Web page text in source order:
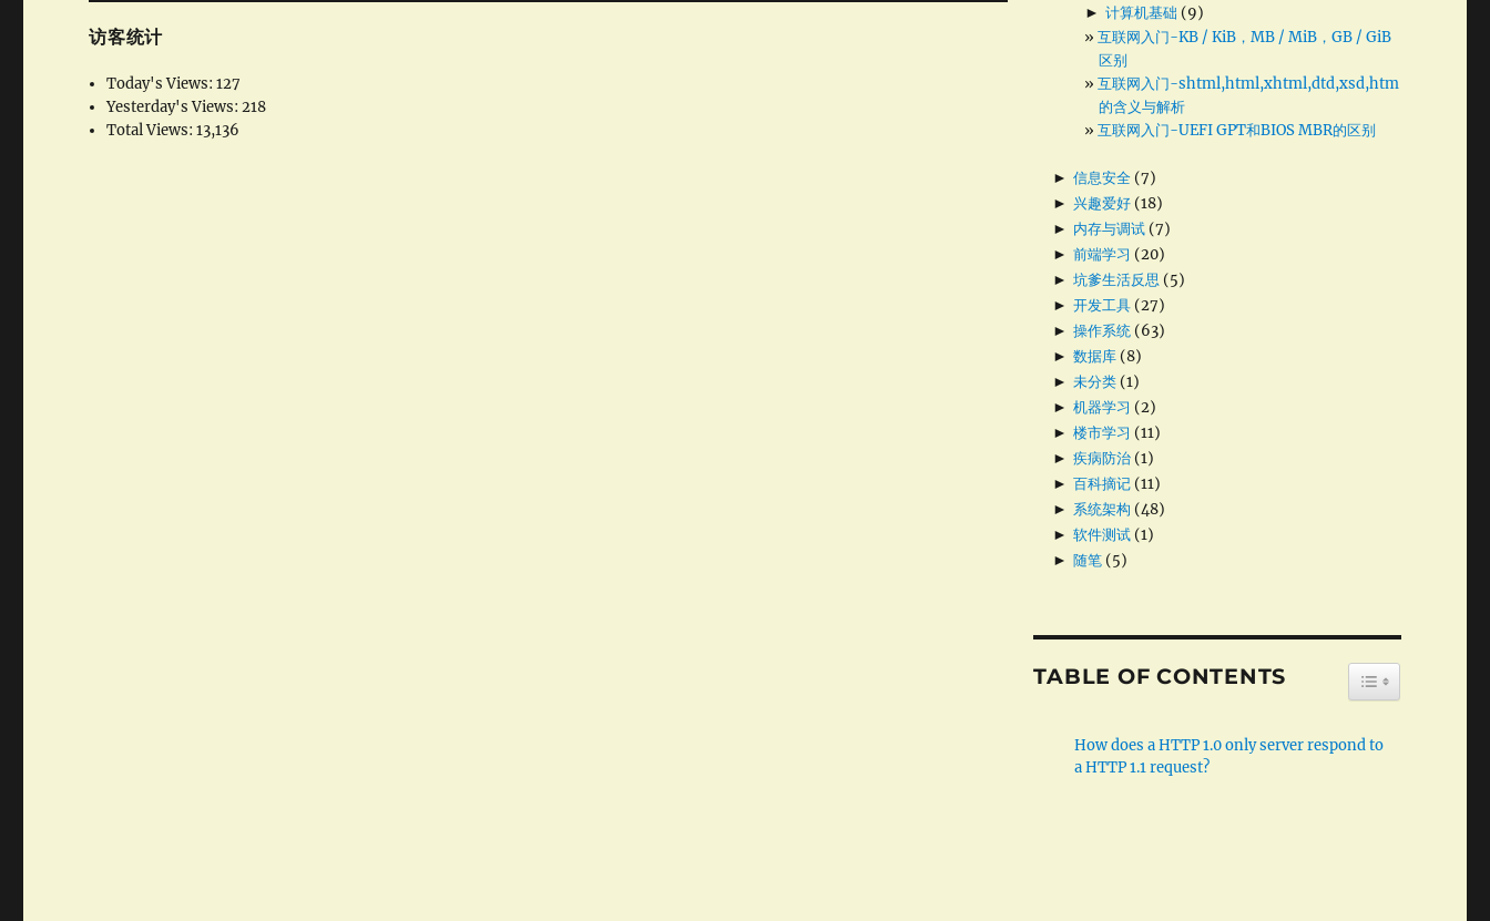
访客统计
Today's Views:127
Yesterday's Views:218
Total Views:13,136
► 计算机基础 (9)
互联网入门-KB / KiB，MB / MiB，GB / GiB
区别
互联网入门-shtml,html,xhtml,dtd,xsd,htm
的含义与解析
互联网入门-UEFI GPT和BIOS MBR的区别
► 信息安全(7)
► 兴趣爱好(18)
► 内存与调试(7)
► 前端学习 (20)
► 坑爹生活反思 (5)
► 开发工具(27)
► 操作系统(63)
► 数据库(8)
► 未分类(1)
► 机器学习 (2)
► 楼市学习 (11)
► 疾病防治(1)
► 百科摘记(11)
► 系统架构 (48)
► 软件测试(1)
► 随笔(5)
TABLE OF CONTENTS TOGGLE
How does a HTTP 1.0 only server respond to
a HTTP 1.1 request?